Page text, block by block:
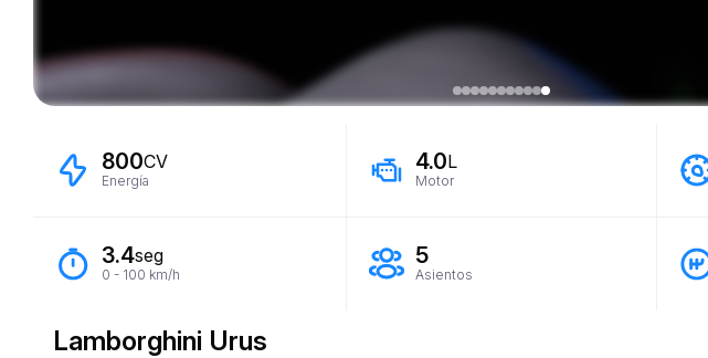
800CV
Energía
4.0L
Motor
3.4seg
0 - 100 km/h
5
Asientos
Lamborghini Urus